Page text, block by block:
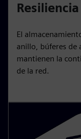
El
anillo, búferes de
mantienen la
de la red.